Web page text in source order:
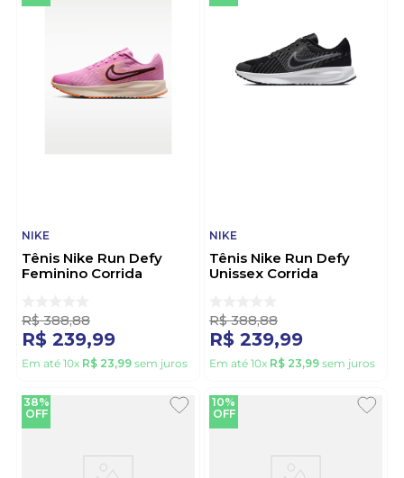
NIKE
Tênis Nike Run Defy
Feminino Corrida
R$ 388,88
R$ 239,99
Em até 10x R$ 23,99 sem juros
NIKE
Tênis Nike Run Defy
Unissex Corrida
R$ 388,88
R$ 239,99
Em até 10x R$ 23,99 sem juros
38%
OFF
10%
OFF